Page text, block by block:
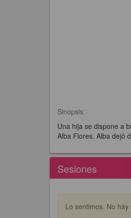
Sinopsis:
Una hija se dispone a
Alba Flores. Alba dejó
Sesiones
Lo sentimos. No hay